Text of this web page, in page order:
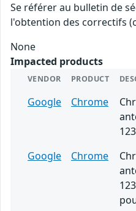
Se référer au bulletin de
l'obtention des correctifs
None
Impacted products
VENDOR PRODUCT
Google Chrome
Google
Chrome